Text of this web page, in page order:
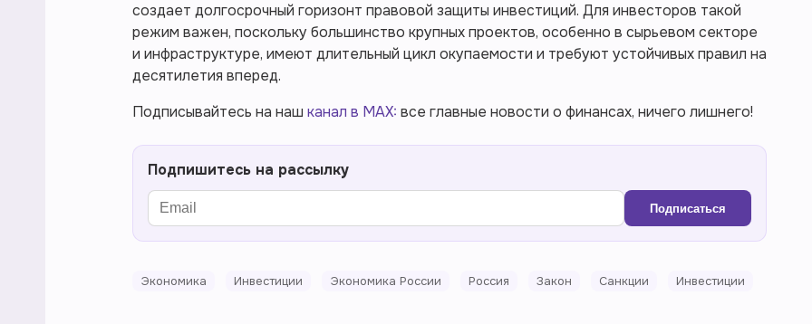
создает долгосрочный горизонт правовой защиты инвестиций. Для инвесторов такой
режим важен, поскольку большинство крупных проектов, особенно в сырьевом секторе
и инфраструктуре, имеют длительный цикл окупаемости и требуют устойчивых правил на
десятилетия вперед.
Подписывайтесь на наш канал в MAX: все главные новости о финансах, ничего лишнего!
Подпишитесь на рассылку
Подписаться
Экономика Инвестиции Экономика России Россия Закон Санкции Инвестиции